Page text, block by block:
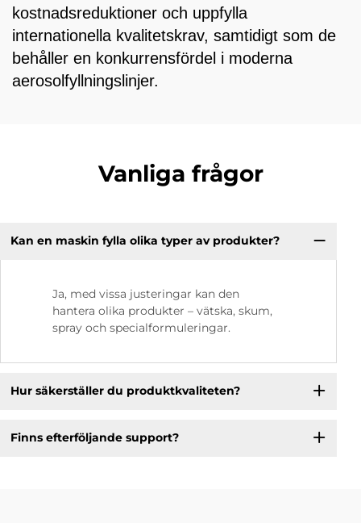
kostnadsreduktioner och uppfylla
internationella kvalitetskrav, samtidigt som de
behåller en konkurrensfördel i moderna
aerosolfyllningslinjer.
Vanliga frågor
Kan en maskin fylla olika typer av produkter?
Ja, med vissa justeringar kan den
hantera olika produkter – vätska, skum,
spray och specialformuleringar.
Hur säkerställer du produktkvaliteten?
Finns efterföljande support?